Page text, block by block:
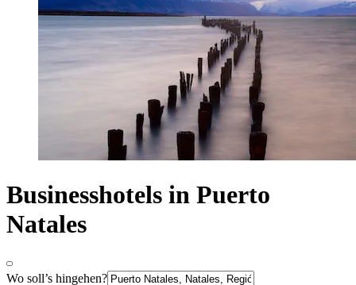
Businesshotels in Puerto
Natales
Wo soll’s hingehen?